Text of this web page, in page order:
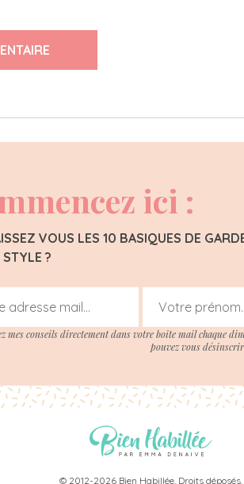
ici :
VOUS LES 10 BASIQUES DE
?
mes conseils directement dans votre boite mail chaque
pouvez vous
© 2012-2026 Bien Habillée. Droits déposés.